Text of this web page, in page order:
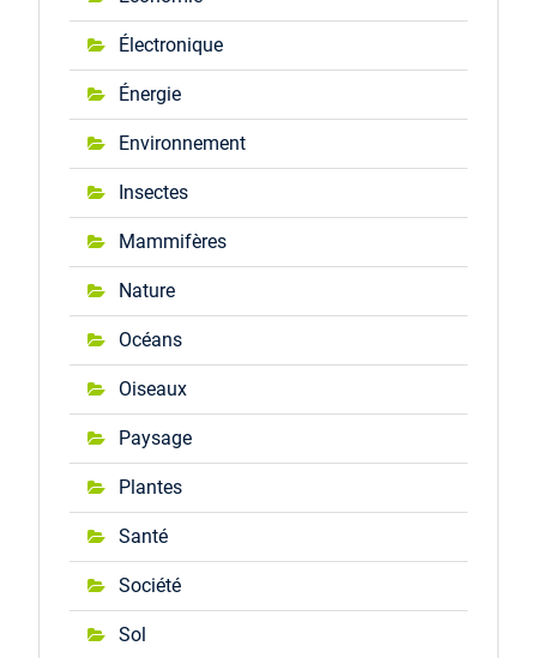
Électronique
Énergie
Environnement
Insectes
Mammifères
Nature
Océans
Oiseaux
Paysage
Plantes
Santé
Société
Sol